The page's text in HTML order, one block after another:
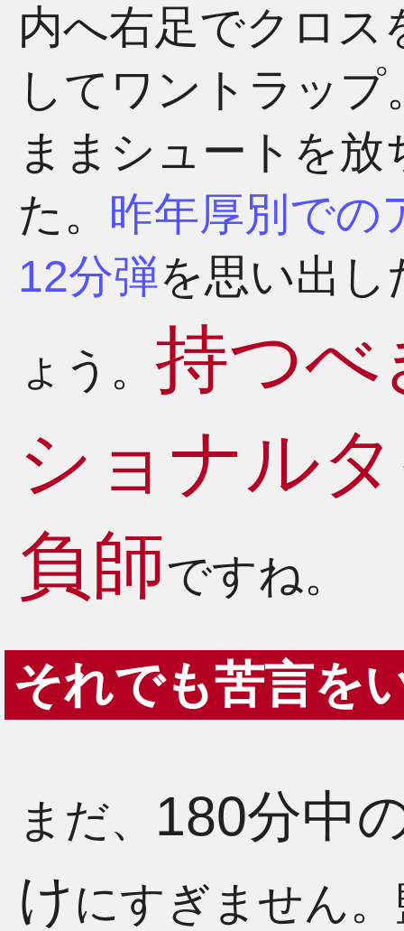
内へ右足でクロス
してワントラッ
ままシュートを
た。 昨年厚別での
12分弾を思い出
ょう。 持つべ
ショナル
負師ですね。
それでも苦言を
まだ、 180分中
けにすぎません